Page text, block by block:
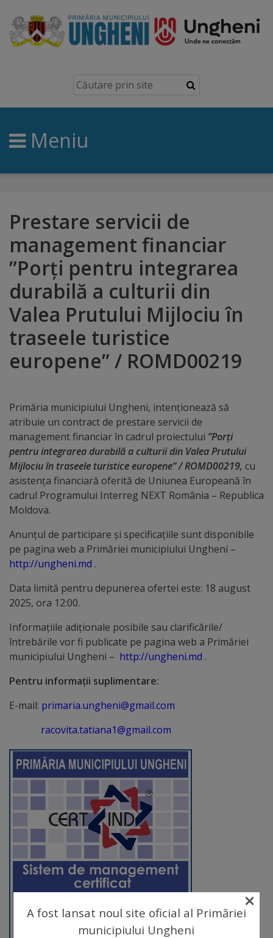
Ungheni
Prezentare
generală
Simbolurile
brand
Orașe
înfrățite
Distincții
Cetățeni
de
onoare
Deținători
ai
titlului
„Merite
pentru
Ungheni”
Diplome
de
Excelență
Ungheniul
turistic
Obiective
turistice
Sculpturi
(harta
sculpturilor)
Monumente
arhitecturale
Personalități
marcante
Sportivi
Meniu
Prestare servicii de
management financiar
”Porți pentru integrarea
durabilă a culturii din
Valea Prutului Mijlociu în
traseele turistice
europene” / ROMD00219
Primăria municipiului Ungheni, intenționează să
atribuie un contract de prestare servicii de
management financiar în cadrul proiectului ”Porți
pentru integrarea durabilă a culturii din Valea Prutului
Mijlociu în traseele turistice europene” / ROMD00219, cu
asistența financiară oferită de Uniunea Europeană în
cadrul Programului Interreg NEXT România – Republica
Moldova.
Anunțul de participare și specificațiile sunt disponibile
pe pagina web a Primăriei municipiului Ungheni –
http://ungheni.md .
Data limită pentru depunerea ofertei este: 18 august
2025, ora 12:00.
Informaţiile adiţionale posibile sau clarificările/
întrebările vor fi publicate pe pagina web a Primăriei
municipiului Ungheni – http://ungheni.md .
Pentru informaţii suplimentare:
E-mail: primaria.ungheni@gmail.com
racovita.tatiana1@gmail.com
A fost lansat noul site oficial al Primăriei
municipiului Ungheni
×